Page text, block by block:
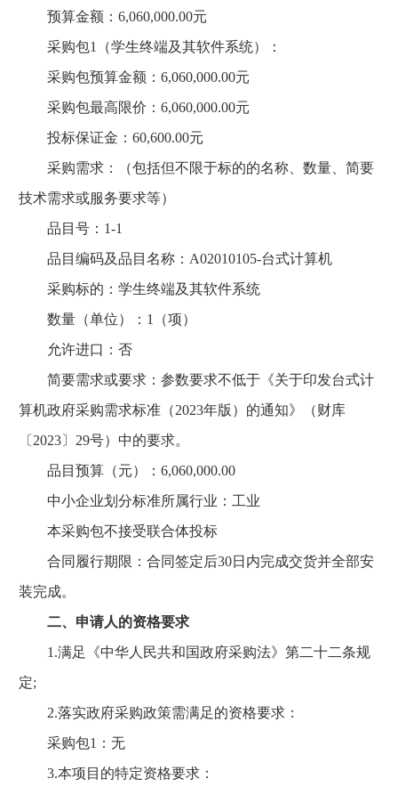
预算金额：6,060,000.00元
采购包1（学生终端及其软件系统）：
采购包预算金额：6,060,000.00元
采购包最高限价：6,060,000.00元
投标保证金：60,600.00元
采购需求：（包括但不限于标的的名称、数量、简要
技术需求或服务要求等）
品目号：1-1
品目编码及品目名称：A02010105-台式计算机
采购标的：学生终端及其软件系统
数量（单位）：1（项）
允许进口：否
简要需求或要求：参数要求不低于《关于印发台式计
算机政府采购需求标准（2023年版）的通知》（财库
〔2023〕29号）中的要求。
品目预算（元）：6,060,000.00
中小企业划分标准所属行业：工业
本采购包不接受联合体投标
合同履行期限：合同签定后30日内完成交货并全部安
装完成。
二、申请人的资格要求
1.满足《中华人民共和国政府采购法》第二十二条规
定;
2.落实政府采购政策需满足的资格要求：
采购包1：无
3.本项目的特定资格要求：